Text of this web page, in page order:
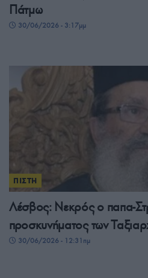
Πάτμω
30/06/2026 - 3:17μμ
ΠΙΣΤΗ
Λέσβος: Νεκρός ο παπα-
προσκυνήματος των
30/06/2026 - 12:31πμ